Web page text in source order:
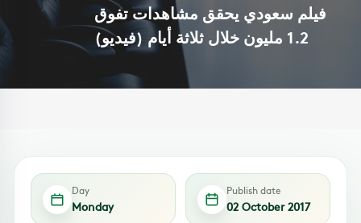
فيلم سعودي يحقق مشاهدات تفوق
1.2 مليون خلال ثلاثة أيام (فيديو)
Day
Monday
Publish date
02 October 2017